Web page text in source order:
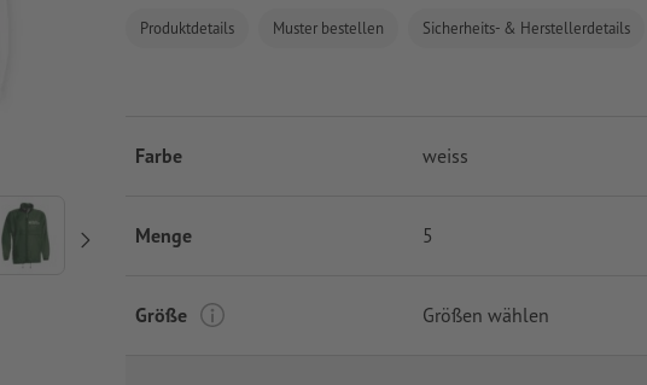
Produktdetails Muster bestellen Sicherheits- & Herstellerdetails
Farbe weiss
Menge 5
Größe Größen wählen